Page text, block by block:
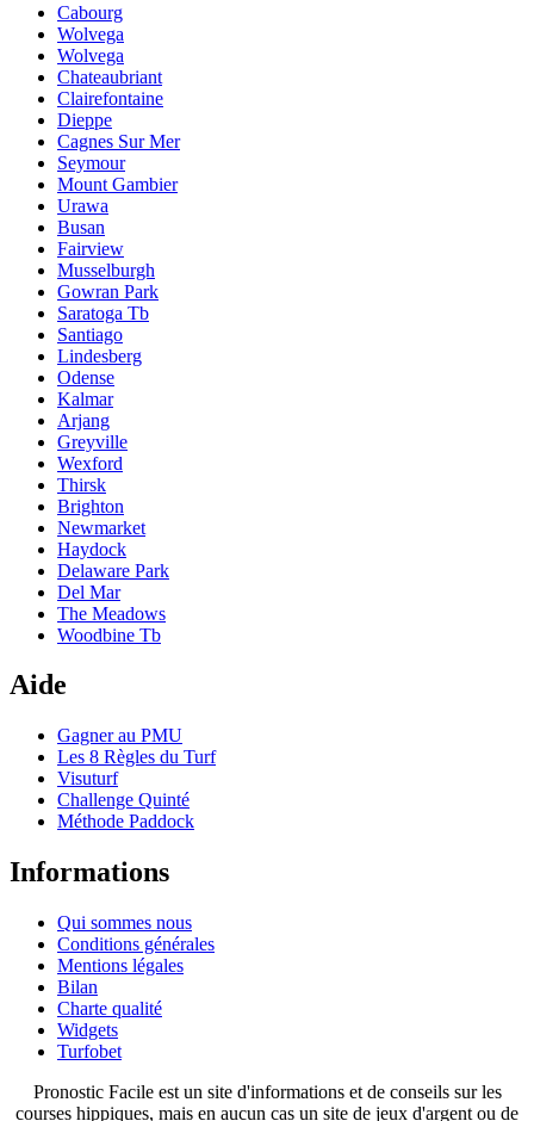
Cabourg
Wolvega
Wolvega
Chateaubriant
Clairefontaine
Dieppe
Cagnes Sur Mer
Seymour
Mount Gambier
Urawa
Busan
Fairview
Musselburgh
Gowran Park
Saratoga Tb
Santiago
Lindesberg
Odense
Kalmar
Arjang
Greyville
Wexford
Thirsk
Brighton
Newmarket
Haydock
Delaware Park
Del Mar
The Meadows
Woodbine Tb
Aide
Gagner au PMU
Les 8 Règles du Turf
Visuturf
Challenge Quinté
Méthode Paddock
Informations
Qui sommes nous
Conditions générales
Mentions légales
Bilan
Charte qualité
Widgets
Turfobet
Pronostic Facile est un site d'informations et de conseils sur les
courses hippiques, mais en aucun cas un site de jeux d'argent ou de